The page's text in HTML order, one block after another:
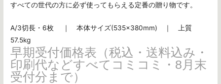
すべての世代の方に必ず使ってもらえる定番の贈り物です。
A/3切長・6枚 ｜ 本体サイズ(535×380mm) ｜ 上質
57.5kg
早期受付価格表（税込・送料込み・
印刷代などすべてコミコミ・8月末
受付分まで）